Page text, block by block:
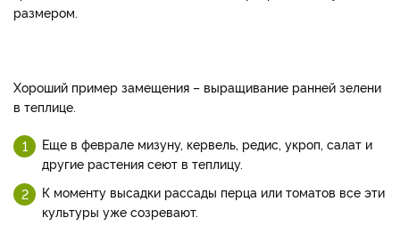
размером.
Хороший пример замещения – выращивание ранней зелени
в теплице.
Еще в феврале мизуну, кервель, редис, укроп, салат и
другие растения сеют в теплицу.
К моменту высадки рассады перца или томатов все эти
культуры уже созревают.